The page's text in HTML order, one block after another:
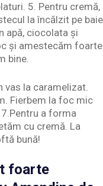
5. Pentru cremă,
la încălzit pe baie
apă, ciocolata și
și amestecăm foarte
bine.
vas la caramelizat.
Fierbem la foc mic
a forma
cu cremă. La
bună!
foarte